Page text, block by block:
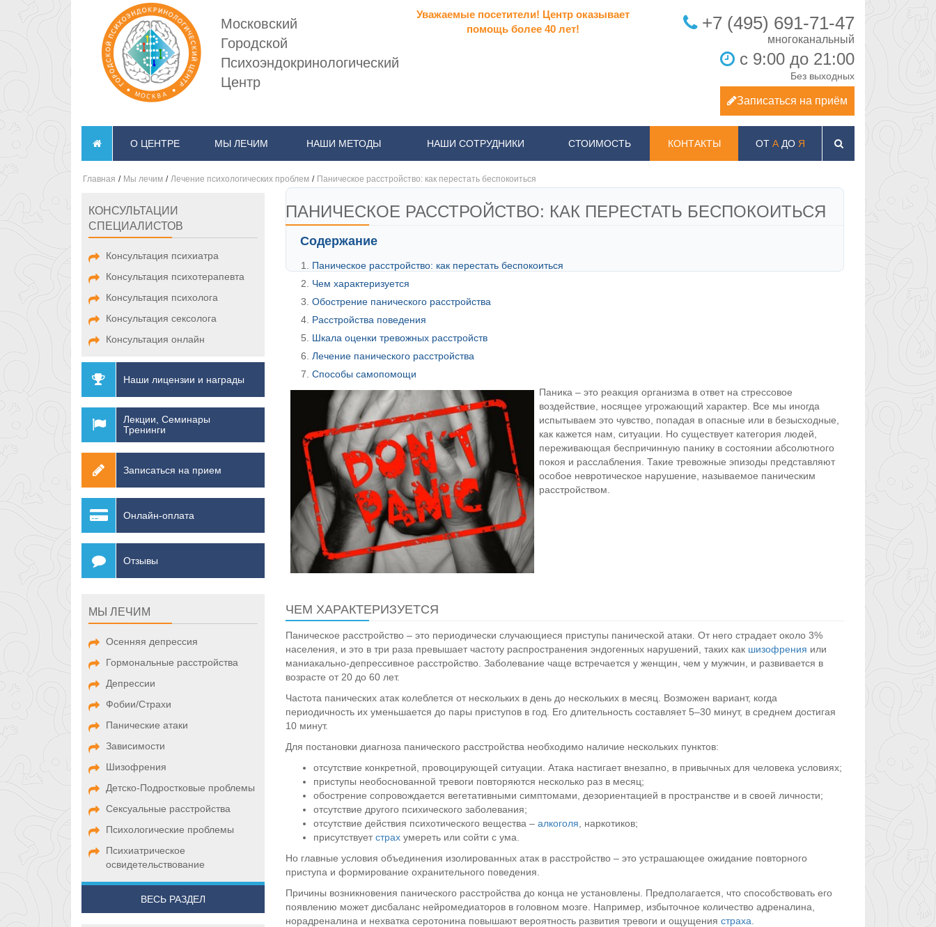
Московский
Городской
Психоэндокринологический
Центр
Уважаемые посетители! Центр оказывает
помощь более 40 лет!
+7 (495) 691-71-47
с 9:00 до 21:00
Без выходных
Записаться на приём
О ЦЕНТРЕ МЫ ЛЕЧИМ НАШИ МЕТОДЫ НАШИ СОТРУДНИКИ СТОИМОСТЬ КОНТАКТЫ ОТ АДО Я
Главная / Мы лечим / Лечение психологических проблем / Паническое расстройство: как перестать беспокоиться
КОНСУЛЬТАЦИИ
СПЕЦИАЛИСТОВ
Консультация психиатра
Консультация психотерапевта
Консультация психолога
Консультация сексолога
Консультация онлайн
Наши лицензии и награды
Лекции, Семинары
Тренинги
Записаться на прием
Онлайн-оплата
Отзывы
МЫ ЛЕЧИМ
Осенняя депрессия
Гормональные расстройства
Депрессии
Фобии/Страхи
Панические атаки
Зависимости
Шизофрения
Детско-Подростковые проблемы
Сексуальные расстройства
Психологические проблемы
Психиатрическое
освидетельствование
ВЕСЬ РАЗДЕЛ
ПАНИЧЕСКОЕ РАССТРОЙСТВО: КАК ПЕРЕСТАТЬ БЕСПОКОИТЬСЯ
Содержание
Паническое расстройство: как перестать беспокоиться
Чем характеризуется
Обострение панического расстройства
Расстройства поведения
Шкала оценки тревожных расстройств
Лечение панического расстройства
Способы самопомощи
Паника – это реакция организма в ответ на стрессовое
воздействие, носящее угрожающий характер. Все мы иногда
испытываем это чувство, попадая в опасные или в безысходные,
как кажется нам, ситуации. Но существует категория людей,
переживающая беспричинную панику в состоянии абсолютного
покоя и расслабления. Такие тревожные эпизоды представляют
особое невротическое нарушение, называемое паническим
расстройством.
ЧЕМ ХАРАКТЕРИЗУЕТСЯ
Паническое расстройство – это периодически случающиеся приступы панической атаки. От него страдает около 3%
населения, и это в три раза превышает частоту распространения эндогенных нарушений, таких как шизофрения или
маниакально-депрессивное расстройство. Заболевание чаще встречается у женщин, чем у мужчин, и развивается в
возрасте от 20 до 60 лет.
Частота панических атак колеблется от нескольких в день до нескольких в месяц. Возможен вариант, когда
периодичность их уменьшается до пары приступов в год. Его длительность составляет 5–30 минут, в среднем достигая
10 минут.
Для постановки диагноза панического расстройства необходимо наличие нескольких пунктов:
отсутствие конкретной, провоцирующей ситуации. Атака настигает внезапно, в привычных для человека условиях;
приступы необоснованной тревоги повторяются несколько раз в месяц;
обострение сопровождается вегетативными симптомами, дезориентацией в пространстве и в своей личности;
отсутствие другого психического заболевания;
отсутствие действия психотического вещества – алкоголя , наркотиков;
присутствуетстрахумереть или сойти с ума.
Но главные условия объединения изолированных атак в расстройство – это устрашающее ожидание повторного
приступа и формирование охранительного поведения.
Причины возникновения панического расстройства до конца не установлены. Предполагается, что способствовать его
появлению может дисбаланс нейромедиаторов в головном мозге. Например, избыточное количество адреналина,
норадреналина и нехватка серотонина повышают вероятность развития тревоги и ощущения страха